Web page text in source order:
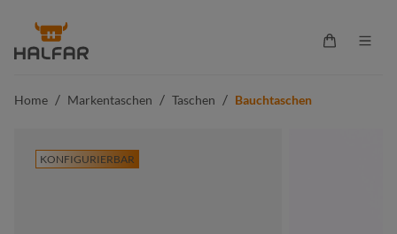
springen
Home / Markentaschen / Taschen / Bauchtaschen
KONFIGURIERBAR